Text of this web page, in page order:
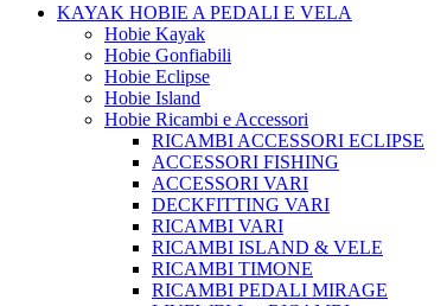
KAYAK HOBIE A PEDALI E VELA
Hobie Kayak
Hobie Gonfiabili
Hobie Eclipse
Hobie Island
Hobie Ricambi e Accessori
RICAMBI ACCESSORI ECLIPSE
ACCESSORI FISHING
ACCESSORI VARI
DECKFITTING VARI
RICAMBI VARI
RICAMBI ISLAND & VELE
RICAMBI TIMONE
RICAMBI PEDALI MIRAGE